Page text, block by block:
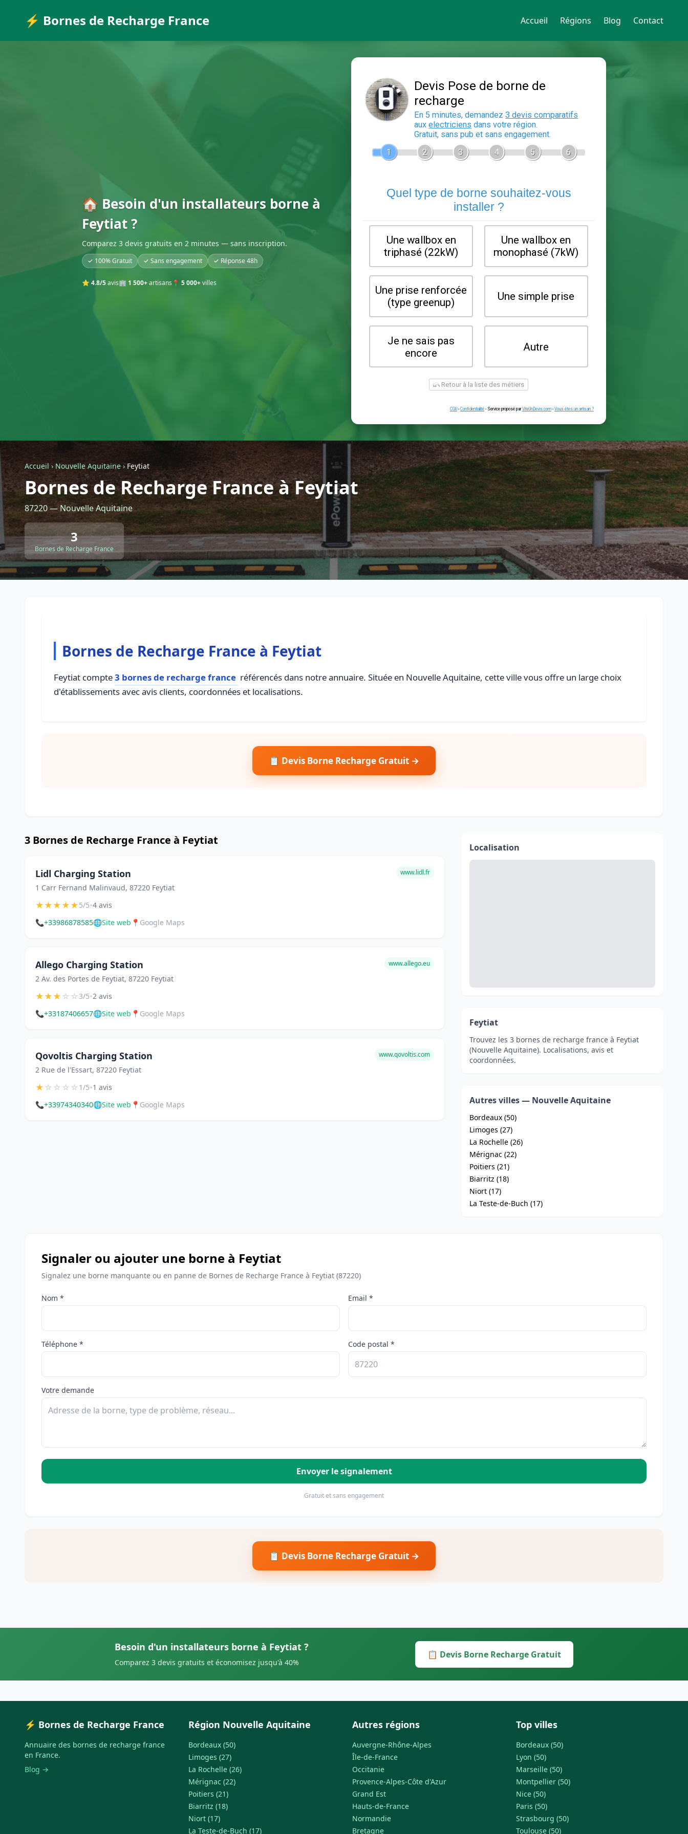
⚡ Bornes de Recharge France Accueil Régions Blog Contact
🏠 Besoin d'un installateurs borne à
Feytiat ?
Comparez 3 devis gratuits en 2 minutes — sans inscription.
✓ 100% Gratuit ✓ Sans engagement ✓ Réponse 48h
⭐ 4.8/5avis🏢 1 500+artisans 📍 5 000+villes
recharge
En 5 minutes, demandez
auxelectriciensdans votre région.
Gratuit, sans pub et sans engagement.
Quel type de borne souhaitez-
installer ?
Une wallbox en
Une prise renforcée
(type greenup)
Je ne sais pas
Retour à la liste des métiers
Confidentialité - Service proposé par ViteUnDevis.com-
Accueil › Nouvelle Aquitaine › Feytiat
Bornes de Recharge France à Feytiat
87220 — Nouvelle Aquitaine
3
Bornes de Recharge France
Bornes de Recharge France à Feytiat
Feytiat compte3 bornes de recharge france référencés dans notre annuaire. Située en Nouvelle Aquitaine, cette ville vous offre un large choix
d'établissements avec avis clients, coordonnées et localisations.
📋 Devis Borne Recharge Gratuit →
3 Bornes de Recharge France à Feytiat
Lidl Charging Station
1 Carr Fernand Malinvaud, 87220 Feytiat
www.lidl.fr
★★★★★5/5•4 avis
📞+33986878585🌐Site web 📍 Google Maps
Allego Charging Station
2 Av. des Portes de Feytiat, 87220 Feytiat
www.allego.eu
★★★☆☆3/5•2 avis
📞+33187406657🌐Site web 📍 Google Maps
Qovoltis Charging Station
2 Rue de l'Essart, 87220 Feytiat
www.qovoltis.com
★☆☆☆☆1/5•1 avis
📞+33974340340🌐Site web 📍 Google Maps
Localisation
Feytiat
Trouvez les 3 bornes de recharge france à Feytiat
(Nouvelle Aquitaine). Localisations, avis et
coordonnées.
Autres villes — Nouvelle Aquitaine
Bordeaux (50)
Limoges (27)
La Rochelle (26)
Mérignac (22)
Poitiers (21)
Biarritz (18)
Niort (17)
La Teste-de-Buch (17)
Signaler ou ajouter une borne à Feytiat
Signalez une borne manquante ou en panne de Bornes de Recharge France à Feytiat (87220)
Nom * Email *
Téléphone * Code postal *
Votre demande
Envoyer le signalement
Gratuit et sans engagement
📋 Devis Borne Recharge Gratuit →
Besoin d'un installateurs borne à Feytiat ?
Comparez 3 devis gratuits et économisez jusqu'à 40%
📋 Devis Borne Recharge Gratuit
⚡ Bornes de Recharge France
Annuaire des bornes de recharge france
en France.
Blog →
Région Nouvelle Aquitaine
Bordeaux (50)
Limoges (27)
La Rochelle (26)
Mérignac (22)
Poitiers (21)
Biarritz (18)
Niort (17)
La Teste-de-Buch (17)
Autres régions
Auvergne-Rhône-Alpes
Île-de-France
Occitanie
Provence-Alpes-Côte d'Azur
Grand Est
Hauts-de-France
Normandie
Bretagne
Top villes
Bordeaux (50)
Lyon (50)
Marseille (50)
Montpellier (50)
Nice (50)
Paris (50)
Strasbourg (50)
Toulouse (50)